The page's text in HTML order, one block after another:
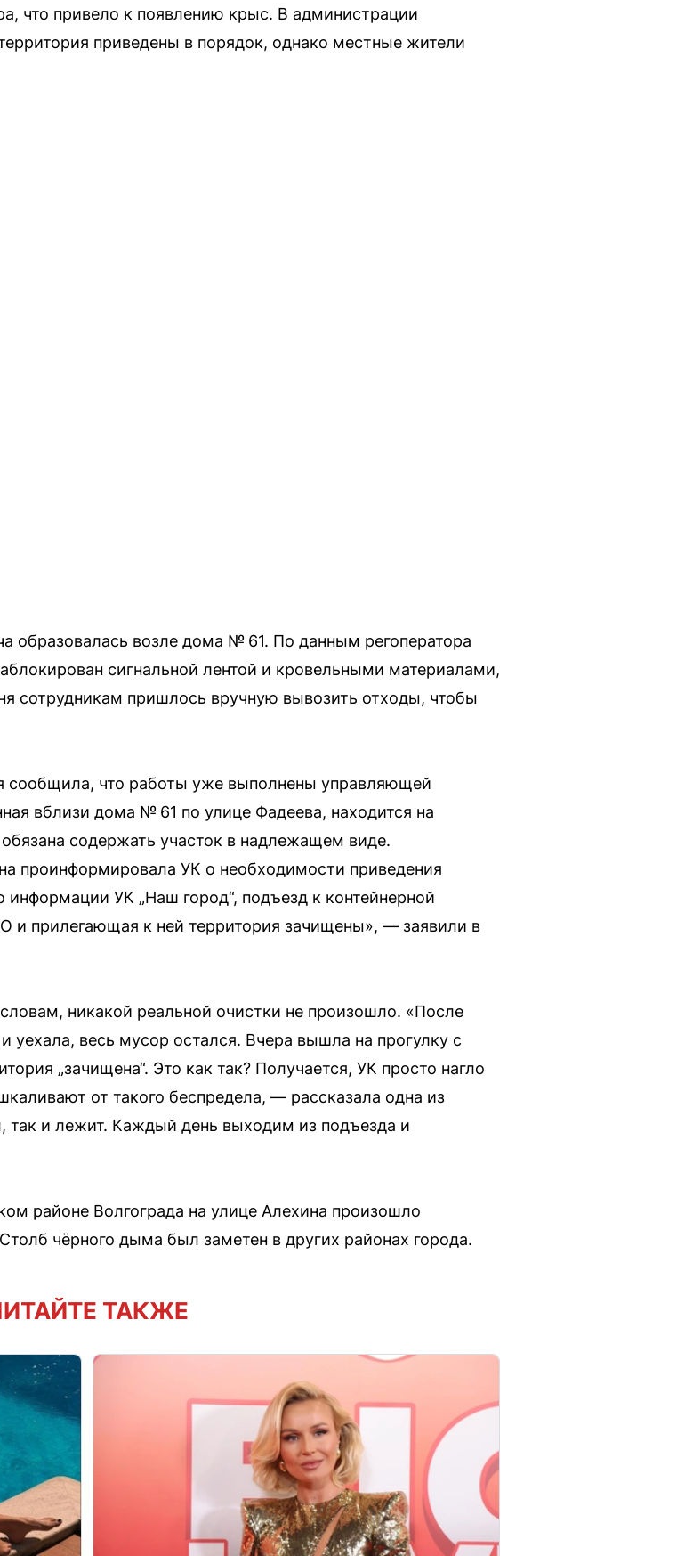
что привело к появлению крыс. В администрации
приведены в порядок, однако местные жители
образовалась возле дома № 61. По данным регоператора
сигнальной лентой и кровельными материалами,
сотрудникам пришлось вручную вывозить отходы, чтобы
сообщила, что работы уже выполнены управляющей
вблизи дома № 61 по улице Фадеева, находится на
содержать участок в надлежащем виде.
проинформировала УК о необходимости приведения
УК „Наш город“, подъезд к контейнерной
и прилегающая к ней территория зачищены», — заявили в
никакой реальной очистки не произошло. «После
уехала, весь мусор остался. Вчера вышла на прогулку с
„зачищена“. Это как так? Получается, УК просто нагло
от такого беспредела, — рассказала одна из
и лежит. Каждый день выходим из подъезда и
районе Волгограда на улице Алехина произошло
чёрного дыма был заметен в других районах города.
ТАКЖЕ